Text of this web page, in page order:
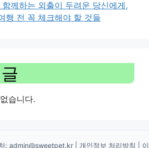
께하는 외출이 두려운 당신에게,
행 전 꼭 체크해야 할 것들
습니다.
: admin@sweetpet.kr| 개인정보 처리방침 이